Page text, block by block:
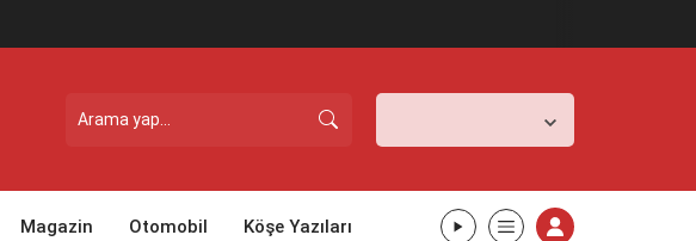
Magazin Otomobil Köşe Yazıları